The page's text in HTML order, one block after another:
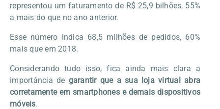
representou um faturamento de R$ 25,9 bilhões, 55%
a mais do que no ano anterior.
Esse número indica 68,5 milhões de pedidos, 60%
mais que em 2018.
Considerando tudo isso, fica ainda mais clara a
importância de garantir que a sua loja virtual abra
corretamente em smartphones e demais dispositivos
móveis.